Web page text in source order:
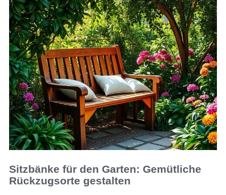
Sitzbänke für den Garten: Gemütliche
Rückzugsorte gestalten